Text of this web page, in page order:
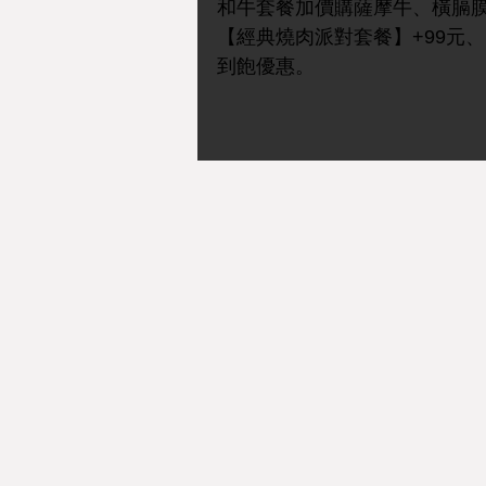
和牛套餐加價購薩摩牛、橫膈
【經典燒肉派對套餐】+99元
到飽優惠。